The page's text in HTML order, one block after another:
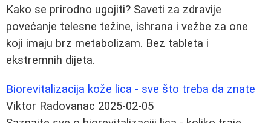
Kako se prirodno ugojiti? Saveti za zdravije
povećanje telesne težine, ishrana i vežbe za one
koji imaju brz metabolizam. Bez tableta i
ekstremnih dijeta.
Biorevitalizacija kože lica - sve što treba da znate
Viktor Radovanac 2025-02-05